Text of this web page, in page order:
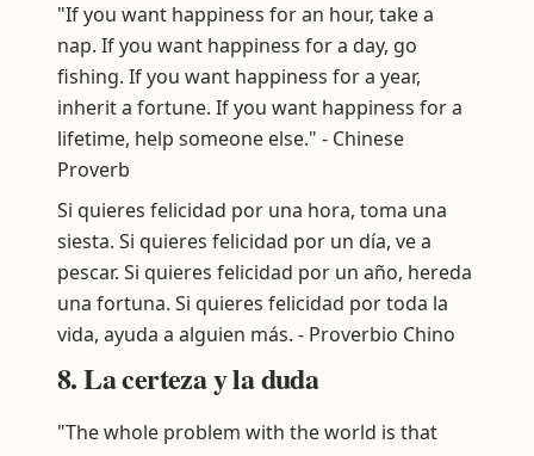
"If you want happiness for an hour, take a
nap. If you want happiness for a day, go
fishing. If you want happiness for a year,
inherit a fortune. If you want happiness for a
lifetime, help someone else." - Chinese
Proverb
Si quieres felicidad por una hora, toma una
siesta. Si quieres felicidad por un día, ve a
pescar. Si quieres felicidad por un año, hereda
una fortuna. Si quieres felicidad por toda la
vida, ayuda a alguien más. - Proverbio Chino
8. La certeza y la duda
"The whole problem with the world is that